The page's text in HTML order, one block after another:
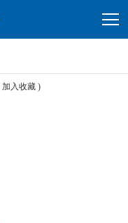
加入收藏 )